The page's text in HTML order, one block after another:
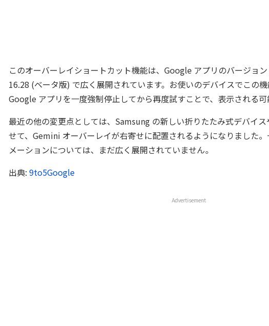
このオーバーレイショートカット機能は、Google アプリのバージョ
16.28 (ベータ版) で広く展開されています。お使いのデバイスでこの機
Google アプリを一度強制停止してから再度試すことで、表示される可
最近の他の変更点としては、Samsung の新しい折りたたみ式デバイ
せて、Gemini オーバーレイが右寄せに配置されるようになりました
メーションについては、まだ広く展開されていません。
出典: 9to5Google
Advertisement